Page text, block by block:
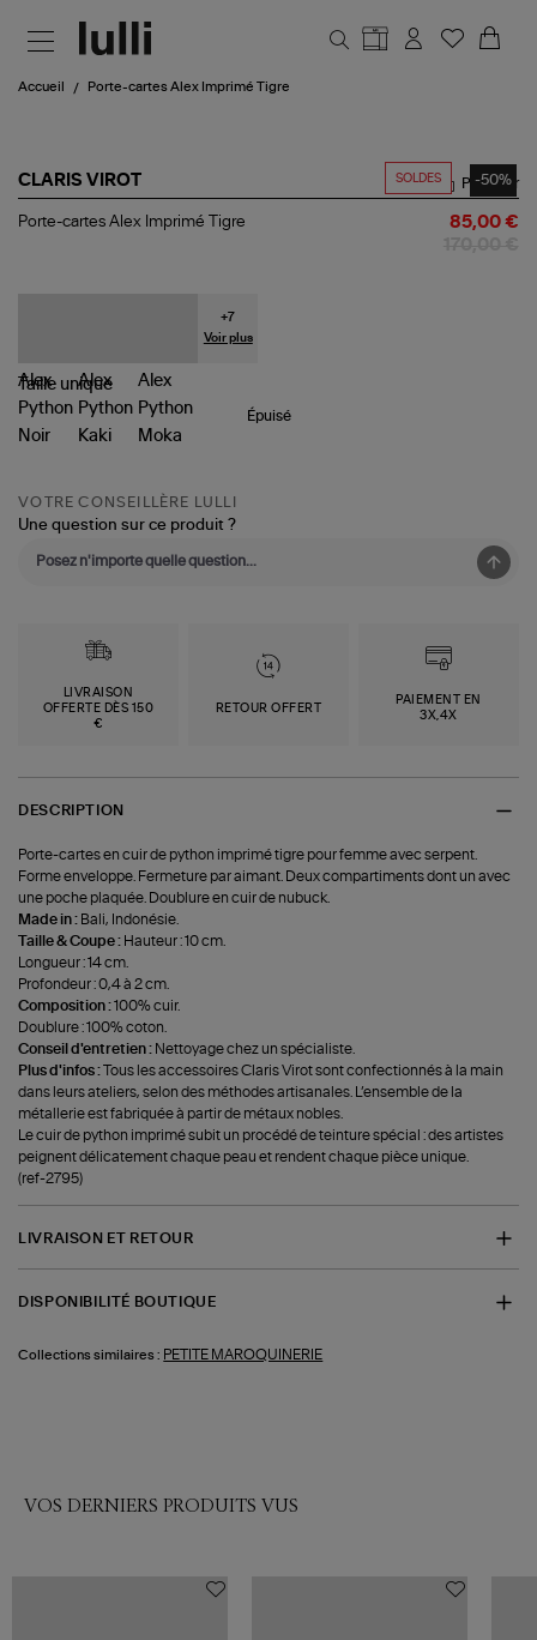
Accueil Porte-cartes Alex Imprimé Tigre
SOLDES -50%
CLARIS VIROT
Porte-
Partager
Porte-cartes Alex Imprimé Tigre 85,00 €
+7
Voir plus
Taille unique
Épuisé
VOTRE CONSEILLÈRE LULLI
Une question sur ce produit ?
LIVRAISON
OFFERTE DÈS 150
€
RETOUR OFFERT
PAIEMENT EN
3X,4X
DESCRIPTION
Porte-cartes en cuir de python imprimé tigre pour femme avec serpent.
Forme enveloppe. Fermeture par aimant. Deux compartiments dont un avec
une poche plaquée. Doublure en cuir de nubuck.
Made in : Bali, Indonésie.
Taille & Coupe : Hauteur : 10 cm.
Longueur : 14 cm.
Profondeur : 0,4 à 2 cm.
Composition :100% cuir.
Doublure : 100% coton.
Conseil d'entretien : Nettoyage chez un spécialiste.
Plus d'infos :Tous les accessoires Claris Virot sont confectionnés à la main
dans leurs ateliers, selon des méthodes artisanales. L’ensemble de la
métallerie est fabriquée à partir de métaux nobles.
Le cuir de python imprimé subit un procédé de teinture spécial : des artistes
peignent délicatement chaque peau et rendent chaque pièce unique.
(ref-2795)
LIVRAISON ET RETOUR
DISPONIBILITÉ BOUTIQUE
Collections similaires : PETITE MAROQUINERIE
VOS DERNIERS PRODUITS VUS